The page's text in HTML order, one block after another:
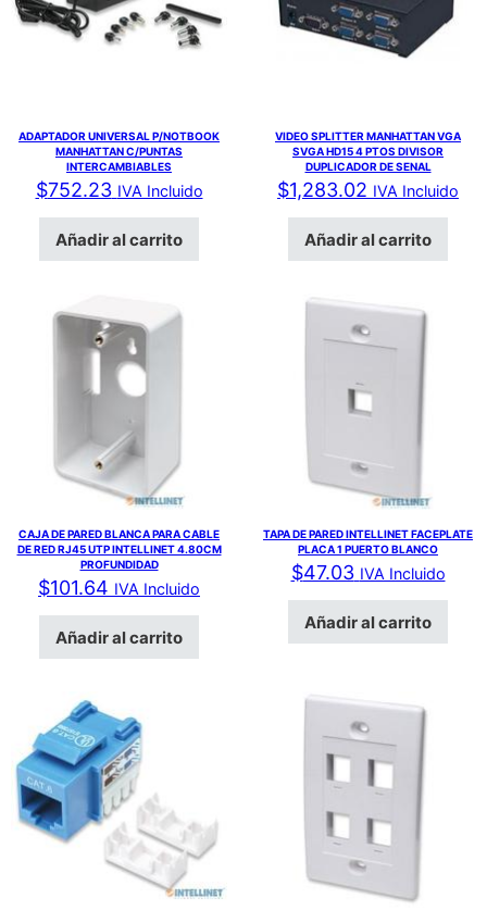
ADAPTADOR UNIVERSAL P/NOTBOOK
MANHATTAN C/PUNTAS
INTERCAMBIABLES
$752.23 IVA Incluido
Añadir al carrito
VIDEO SPLITTER MANHATTAN VGA
SVGA HD15 4 PTOS DIVISOR
DUPLICADOR DE SENAL
$1,283.02 IVA Incluido
Añadir al carrito
CAJA DE PARED BLANCA PARA CABLE
DE RED RJ45 UTP INTELLINET 4.80CM
PROFUNDIDAD
$101.64 IVA Incluido
Añadir al carrito
TAPA DE PARED INTELLINET FACEPLATE
PLACA 1 PUERTO BLANCO
$47.03 IVA Incluido
Añadir al carrito